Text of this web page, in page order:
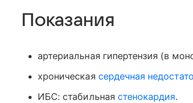
Показания
артериальная гипертензия (в
хроническая сердечная
ИБС: стабильная стенокардия.